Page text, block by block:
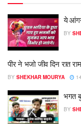
ये आंगन
BY
पीर ने भजो जीव दिन रात
BY SHEKHAR MOURYA
भगत
BY